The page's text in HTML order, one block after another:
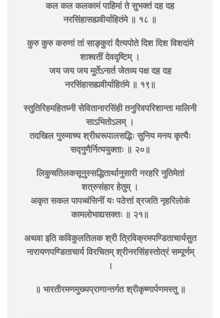
कल कल कलकामं पाहिमां ते सुभक्तं दह दह
नरसिंहासह्यवीर्याहितंमे ॥ १८ ॥
कुरु कुरु करुणां तां साङ्कुरां दैत्यपोते दिश दिश विशदांमे
शाश्वतीं देवदृष्टिम् ।
जय जय जय मुर्तेऽनार्त जेतव्य पक्ष दह दह
नरसिंहासह्यवीर्याहितंमे ॥ १९॥
स्तुतिरिहमहितघ्नी सेवितानारसिंही तनुरिवपरिशान्ता मालिनी
साऽभितोऽलम् ।
तदखिल गुरुमाच्य श्रीधरूपालसद्भिः सुनिय मनय कृत्यैः
सद्गुणैर्नित्ययुक्ताः ॥ २०॥
लिकुचतिलकसूनुस्सद्धितार्थानुसारी नरहरि नुतिमेतां
शत्रुसंहार हेतुम् ।
अकृत सकल पापध्वंसिनीं यः पठेत्तां व्रजति नृहरिलोकं
कामलोभाद्यसक्तः ॥ २१॥
अथवा इति कविकुलतिलक श्री त्रिविक्रमपण्डिताचार्यसुत
नारायणपण्डिताचार्य विरचितम् श्रीनरसिंहस्तोत्रं सम्पूर्णम्
।
॥ भारतीरमणमुख्यप्राणान्तर्गत श्रीकृष्णार्पणमस्तु ॥